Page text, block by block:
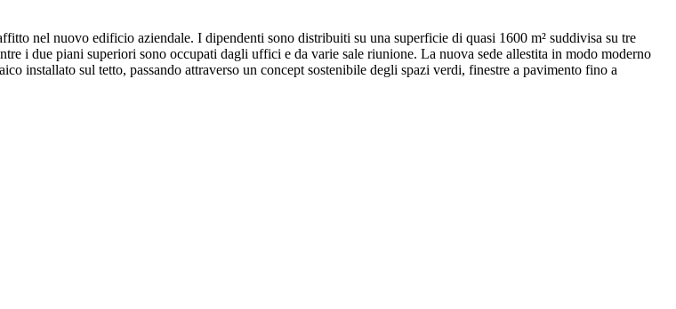
nel nuovo edificio aziendale. I dipendenti sono distribuiti su una superficie di quasi 1600 m² suddivisa su tre
i due piani superiori sono occupati dagli uffici e da varie sale riunione. La nuova sede allestita in modo moderno
installato sul tetto, passando attraverso un concept sostenibile degli spazi verdi, finestre a pavimento fino a